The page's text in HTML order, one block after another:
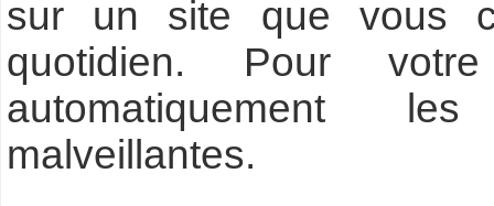
sur un site que vous
quotidien. Pour
automatiquement
malveillantes.